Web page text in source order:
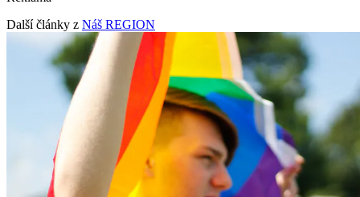
Další články z Náš REGION